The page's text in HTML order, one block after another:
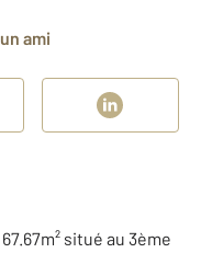
ami
situé au 3ème